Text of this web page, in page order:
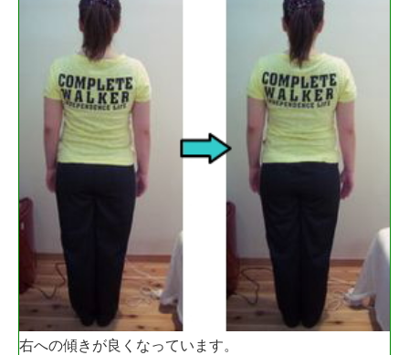
右への傾きが良くなっています。